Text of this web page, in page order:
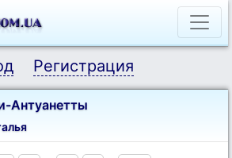
Регистрация
Антуанетты